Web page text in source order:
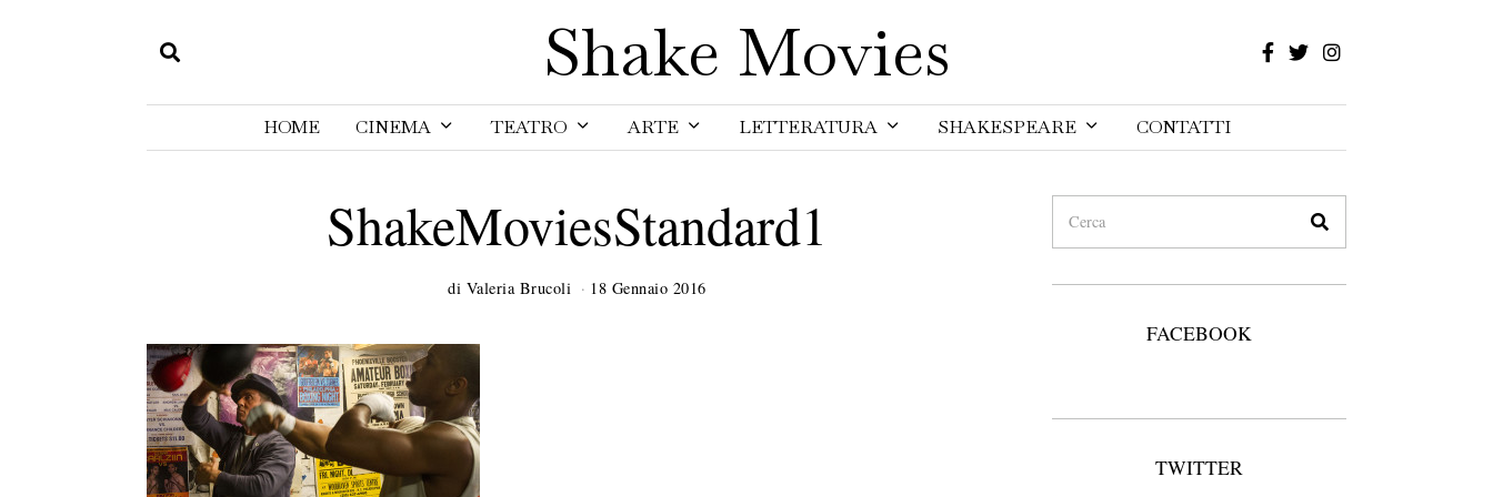
Shake Movies
HOME CINEMA TEATRO ARTE LETTERATURA SHAKESPEARE CONTATTI
ShakeMoviesStandard1
di Valeria Brucoli 18 Gennaio 2016
FACEBOOK
TWITTER